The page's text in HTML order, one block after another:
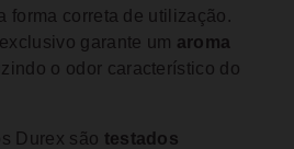
forma correta de utilização.
garante um aroma
o odor característico do
Durex são testados